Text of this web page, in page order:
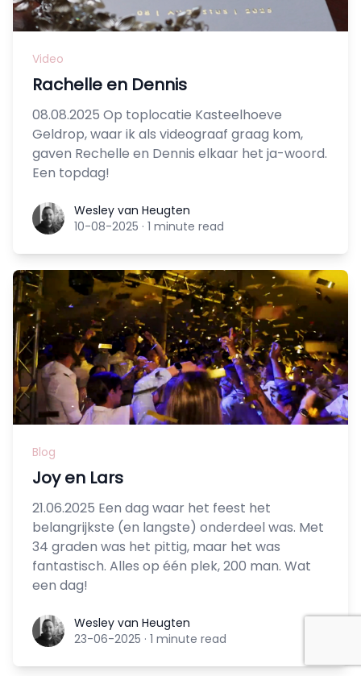
Video
Rachelle en Dennis
08.08.2025 Op toplocatie Kasteelhoeve
Geldrop, waar ik als videograaf graag kom,
gaven Rechelle en Dennis elkaar het ja-woord.
Een topdag!
Wesley van Heugten
Wesley van Heugten
10-08-2025 · 1 minute read
Blog
Joy en Lars
21.06.2025 Een dag waar het feest het
belangrijkste (en langste) onderdeel was. Met
34 graden was het pittig, maar het was
fantastisch. Alles op één plek, 200 man. Wat
een dag!
Wesley van Heugten
Wesley van Heugten
23-06-2025 · 1 minute read